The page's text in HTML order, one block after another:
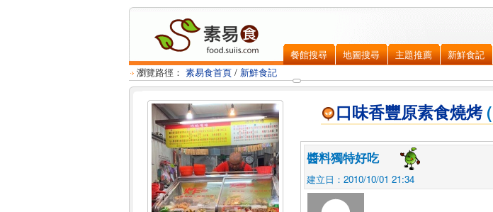
餐館搜尋 地圖搜尋 主題推薦 新鮮食記
瀏覽路徑： 素易食首頁 / 新鮮食記
口味香豐原素食燒烤 (
醬料獨特好吃
建立日：2010/10/01 21:34